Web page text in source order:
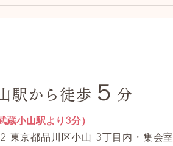
駅から徒歩 ５ 分
蔵小山駅より3分）
東京都品川区小山 3丁目内・集会室